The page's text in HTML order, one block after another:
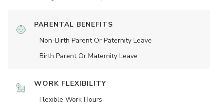
PARENTAL BENEFITS
Non-Birth Parent Or Paternity Leave
Birth Parent Or Maternity Leave
WORK FLEXIBILITY
Flexible Work Hours